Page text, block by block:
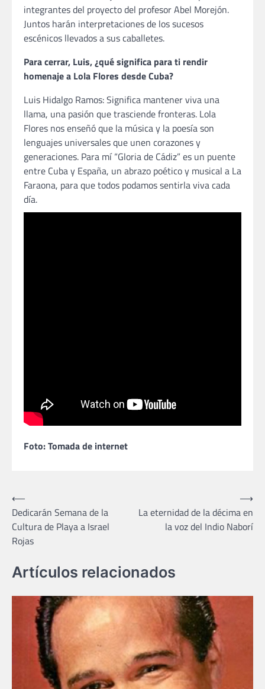
integrantes del proyecto del profesor Abel Morejón.
Juntos harán interpretaciones de los sucesos
escénicos llevados a sus caballetes.
Para cerrar, Luis, ¿qué significa para ti rendir
homenaje a Lola Flores desde Cuba?
Luis Hidalgo Ramos: Significa mantener viva una
llama, una pasión que trasciende fronteras. Lola
Flores nos enseñó que la música y la poesía son
lenguajes universales que unen corazones y
generaciones. Para mí “Gloria de Cádiz” es un puente
entre Cuba y España, un abrazo poético y musical a La
Faraona, para que todos podamos sentirla viva cada
día.
Foto: Tomada de internet
Navegación
de
entradas
⟵
Dedicarán Semana de la
Cultura de Playa a Israel
Rojas
La eternidad de la décima en
la voz del Indio Naborí
⟶
Artículos relacionados